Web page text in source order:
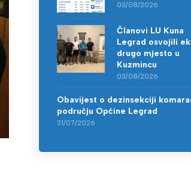
03/08/2026
Članovi LU Kuna
Legrad osvojili
drugo mjesto u
Kuzmincu
03/08/2026
Obavijest o dezinsekciji
području Općine Legrad
31/07/2026